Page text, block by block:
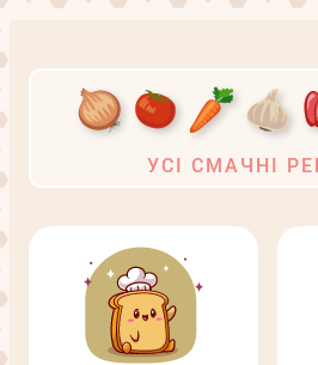
УСІ СМАЧНІ